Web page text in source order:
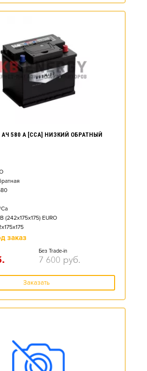
АЧ 580 А [CCA] НИЗКИЙ ОБРАТНЫЙ
(242x175x175) EURO
заказ
Без Trade-in
7 600 руб.
Заказать